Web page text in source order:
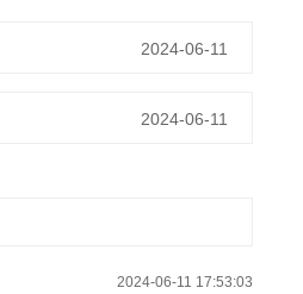
2024-06-11
2024-06-11
2024-06-11 17:53:03